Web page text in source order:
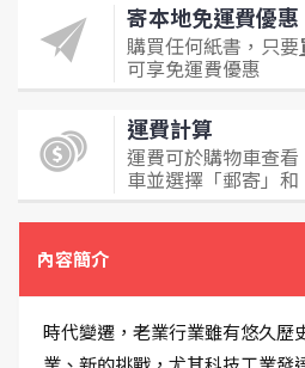
寄本地免運費優惠
購買任何紙書，只要
可享免運費優惠
運費計算
運費可於購物車查
車並選擇「郵寄」和
內容簡介
時代變遷，老業行業雖有悠久歷